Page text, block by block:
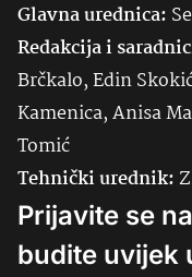
Glavna urednica:
Redakcija i
Brčkalo, Edin
Kamenica, Anisa
Tomić
Tehnički urednik:
Prijavite se
budite uvijek